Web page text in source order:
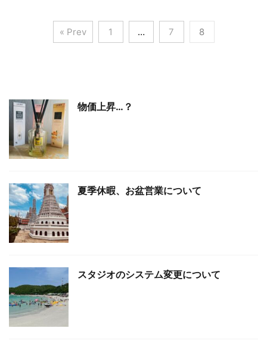
« Prev 1 … 7 8
物価上昇…？
夏季休暇、お盆営業について
スタジオのシステム変更について